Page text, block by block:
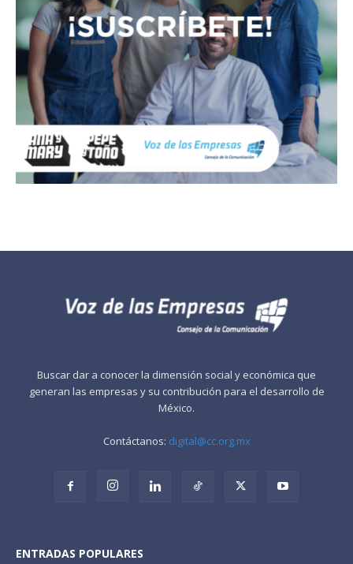
Buscar dar a conocer la dimensión social y económica que
generan las empresas y su contribución para el desarrollo de
México.
Contáctanos: digital@cc.org.mx
ENTRADAS POPULARES